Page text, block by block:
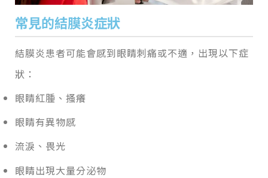
常見的結膜炎症狀
結膜炎患者可能會感到眼睛刺痛或不適，出現以下症
狀：
眼睛紅腫、搔癢
眼睛有異物感
流淚、畏光
眼睛出現大量分泌物